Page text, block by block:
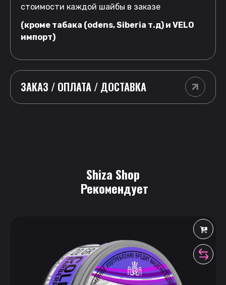
стоимости каждой шайбы в заказе
(кроме табака (odens, Siberia т.д) и VELO
импорт)
ЗАКАЗ / ОПЛАТА / ДОСТАВКА
Shiza Shop
Рекомендует